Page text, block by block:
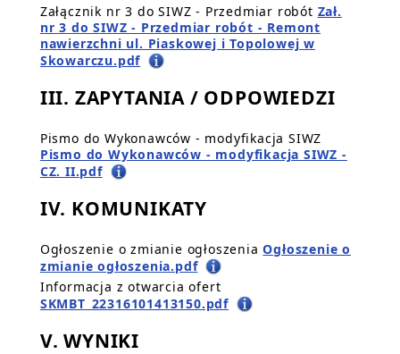
Załącznik nr 3 do SIWZ - Przedmiar robót Zał.
nr 3 do SIWZ - Przedmiar robót - Remont
nawierzchni ul. Piaskowej i Topolowej w
Skowarczu.pdf
III. ZAPYTANIA / ODPOWIEDZI
Pismo do Wykonawców - modyfikacja SIWZ
Pismo do Wykonawców - modyfikacja SIWZ -
CZ. II.pdf
IV. KOMUNIKATY
Ogłoszenie o zmianie ogłoszeniaOgłoszenie o
zmianie ogłoszenia.pdf
Informacja z otwarcia ofert
SKMBT_22316101413150.pdf
V. WYNIKI